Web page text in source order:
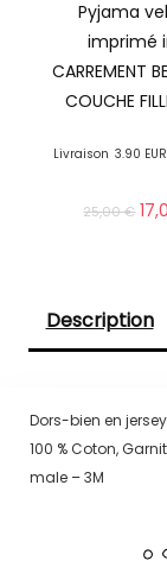
Pyjama
imprimé
CARREMENT
COUCHE
Livraison 3.90 EUR
25,00€
Description
Dors-bien en jersey
100 % Coton,
male – 3M